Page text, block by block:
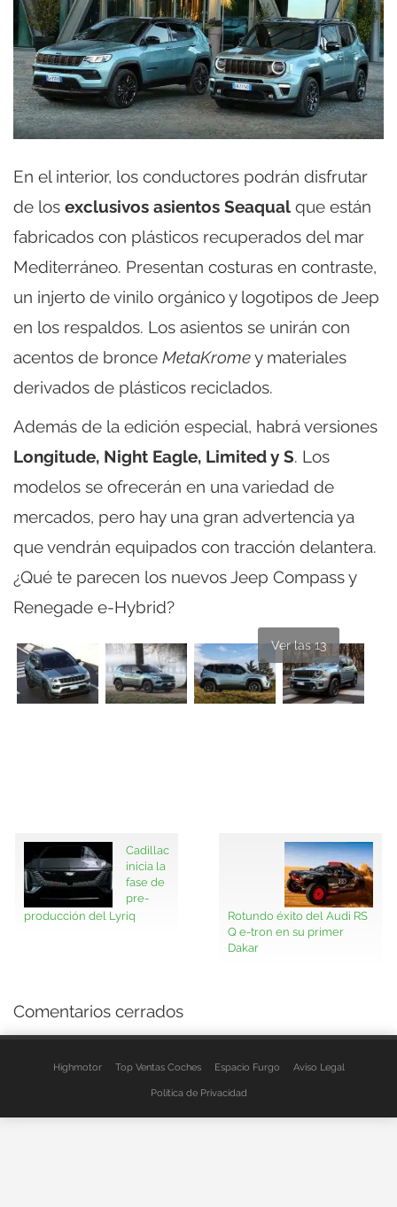
En el interior, los conductores podrán disfrutar
de los exclusivos asientos Seaqual que están
fabricados con plásticos recuperados del mar
Mediterráneo. Presentan costuras en contraste,
un injerto de vinilo orgánico y logotipos de Jeep
en los respaldos. Los asientos se unirán con
acentos de bronce MetaKromey materiales
derivados de plásticos reciclados.
Además de la edición especial, habrá versiones
Longitude, Night Eagle, Limited y S. Los
modelos se ofrecerán en una variedad de
mercados, pero hay una gran advertencia ya
que vendrán equipados con tracción delantera.
¿Qué te parecen los nuevos Jeep Compass y
Renegade e-Hybrid?
Ver las 13
Cadillac
inicia la
fase de
pre-
producción del Lyriq
Rotundo éxito del Audi RS
Q e-tron en su primer
Dakar
Comentarios cerrados
Highmotor Top Ventas Coches Espacio Furgo Aviso Legal
Política de Privacidad